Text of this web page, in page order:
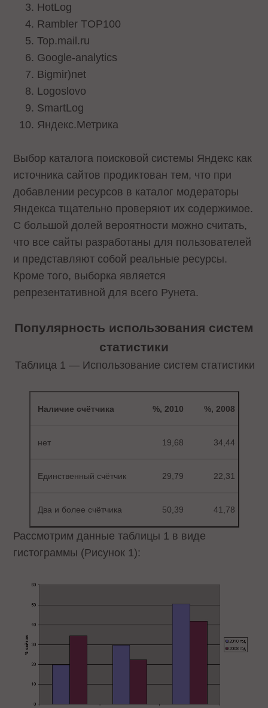
HotLog
Rambler TOP100
Top.mail.ru
Google-analytics
Bigmir)net
Logoslovo
SmartLog
Яндекс.Метрика
Выбор каталога поисковой системы Яндекс как
источника сайтов продиктован тем, что при
добавлении ресурсов в каталог модераторы
Яндекса тщательно проверяют их содержимое.
С большой долей вероятности можно считать,
что все сайты разработаны для пользователей
и представляют собой реальные ресурсы.
Кроме того, выборка является
репрезентативной для всего Рунета.
Популярность использования систем
статистики
Таблица 1 — Использование систем статистики
Наличие счётчика %, 2010 %, 2008
нет 19,68 34,44
Единственный счётчик 29,79 22,31
Два и более счётчика 50,39 41,78
Рассмотрим данные таблицы 1 в виде
гистограммы (Рисунок 1):